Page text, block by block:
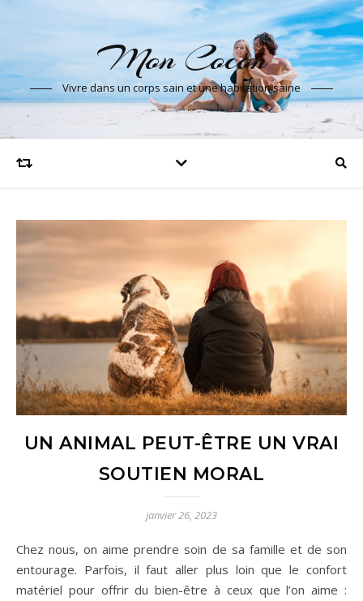
Mon Cocon
Vivre dans un corps sain et une habitation saine
UN ANIMAL PEUT-ÊTRE UN VRAI
SOUTIEN MORAL
janvier 26, 2023
Chez nous, on aime prendre soin de sa famille et de son
entourage. Parfois, il faut aller plus loin que le confort
matériel pour offrir du bien-être à ceux que l’on aime :